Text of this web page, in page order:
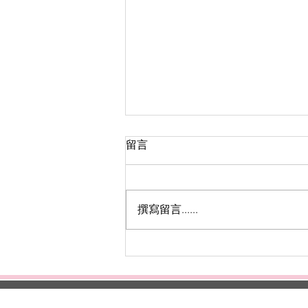
【紋綉全科班】眉、眼、唇技
術課程，讓語繡幫您一次搞
定，限時額外贈送檢定證照課
留言
撰寫留言......